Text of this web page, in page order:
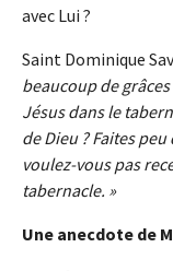
avec Lui ?
Saint Dominique
beaucoup de
Jésus dans le
de Dieu ? Faites
voulez-vous pas
tabernacle. »
Une anecdote de